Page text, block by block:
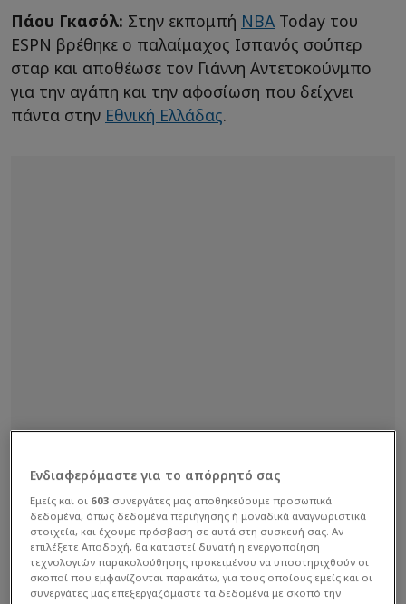
Πάου Γκασόλ: Στην εκπομπή NBA Today του
ESPN βρέθηκε ο παλαίμαχος Ισπανός σούπερ
σταρ και αποθέωσε τον Γιάννη Αντετοκούνμπο
για την αγάπη και την αφοσίωση που δείχνει
πάντα στην Εθνική Ελλάδας.
Ενδιαφερόμαστε για το απόρρητό σας
Εμείς και οι 603 συνεργάτες μας αποθηκεύουμε προσωπικά
δεδομένα, όπως δεδομένα περιήγησης ή μοναδικά αναγνωριστικά
στοιχεία, και έχουμε πρόσβαση σε αυτά στη συσκευή σας. Αν
επιλέξετε Αποδοχή, θα καταστεί δυνατή η ενεργοποίηση
τεχνολογιών παρακολούθησης προκειμένου να υποστηριχθούν οι
σκοποί που εμφανίζονται παρακάτω, για τους οποίους εμείς και οι
συνεργάτες μας επεξεργαζόμαστε τα δεδομένα με σκοπό την